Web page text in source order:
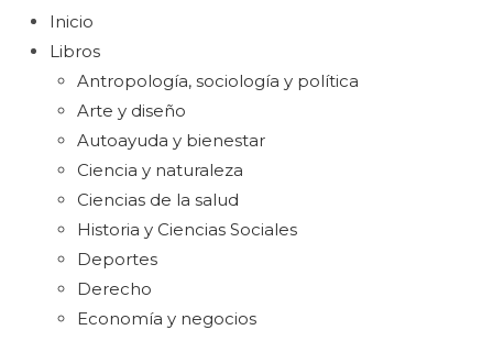
Inicio
Libros
Antropología, sociología y política
Arte y diseño
Autoayuda y bienestar
Ciencia y naturaleza
Ciencias de la salud
Historia y Ciencias Sociales
Deportes
Derecho
Economía y negocios